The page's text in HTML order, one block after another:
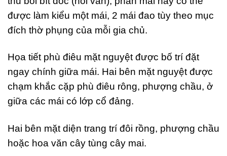
được làm kiểu một mái, 2 mái đao tùy theo mục
đích thờ phụng của mỗi gia chủ.
Họa tiết phù điêu mặt nguyệt được bố trí đặt
ngay chính giữa mái. Hai bên mặt nguyệt được
chạm khắc cặp phù điêu rông, phượng chầu, ở
giữa các mái có lớp cổ đảng.
Hai bên mặt diện trang trí đôi rồng, phượng chầu
hoặc hoa văn cây tùng cây mai.